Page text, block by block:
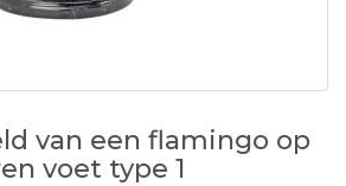
van een flamingo op
voet type 1